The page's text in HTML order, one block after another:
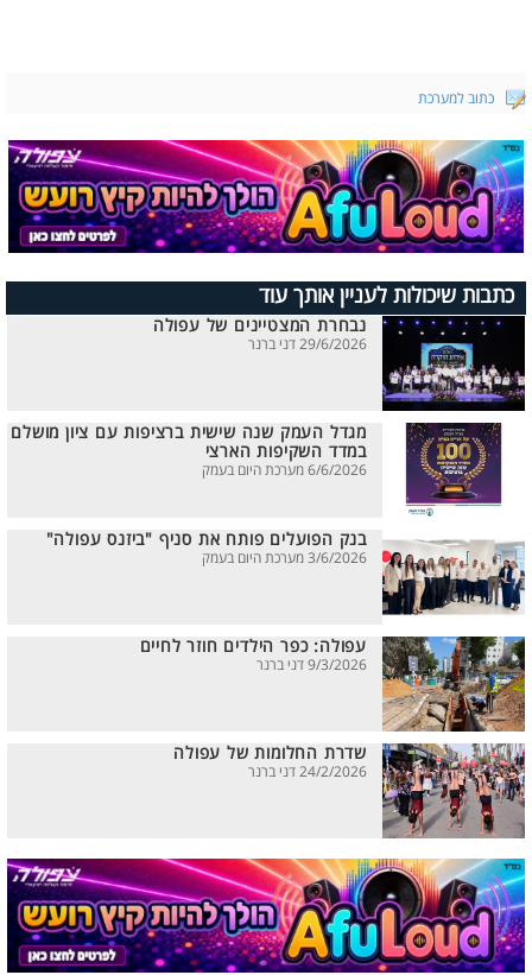
כתוב למערכת
כתבות שיכולות לעניין אותך עוד
נבחרת המצטיינים של עפולה
29/6/2026 דני ברנר
מגדל העמק שנה שישית ברציפות עם ציון מושלם
במדד השקיפות הארצי
6/6/2026 מערכת היום בעמק
בנק הפועלים פותח את סניף "ביזנס עפולה"
3/6/2026 מערכת היום בעמק
עפולה: כפר הילדים חוזר לחיים
9/3/2026 דני ברנר
שדרת החלומות של עפולה
24/2/2026 דני ברנר